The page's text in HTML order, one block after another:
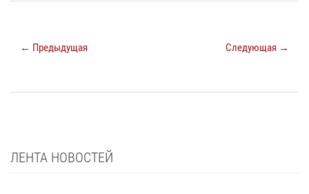
← Предыдущая Следующая →
ЛЕНТА НОВОСТЕЙ